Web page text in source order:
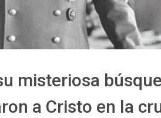
misteriosa
a Cristo en la